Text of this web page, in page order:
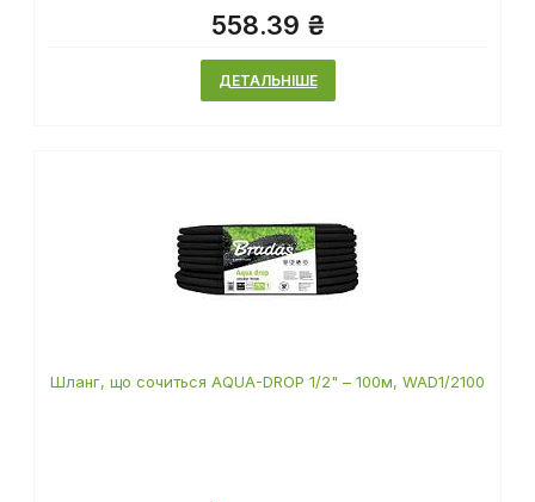
558.39 ₴
ДЕТАЛЬНІШЕ
Шланг, що сочиться AQUA-DROP 1/2" – 100м, WAD1/2100